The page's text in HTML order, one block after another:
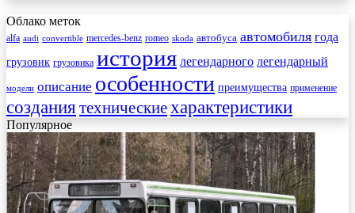
Облако меток
alfa audi convertible mercedes-benz romeo skoda автобуса автомобиля года
грузовик грузовика история легендарного легендарный
модели описание особенности преимущества применение
создания техническиехарактеристики
Популярное